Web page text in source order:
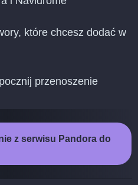
które chcesz dodać w
przenoszenie
z serwisu Pandora do